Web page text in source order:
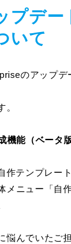
プデー
いて
のアップデ
。
機能（ベータ版
作テンプレー
メニュー「自
悩んでいたご